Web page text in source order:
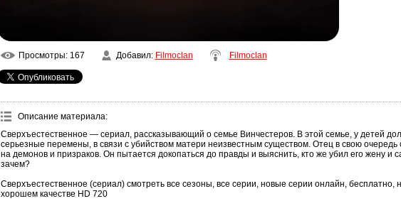
Просмотры: 167 Добавил: Filmoclan Filmoclan
Описание материала:
Сверхъестественное — сериал, рассказывающий о семье Винчестеров. В этой семье, у детей
серьезные перемены, в связи с убийством матери неизвестным существом. Отец в свою очередь
на демонов и призраков. Он пытается докопаться до правды и выяснить, кто же убил его жену и
зачем?
Сверхъестественное (сериал) смотреть все сезоны, все серии, новые серии онлайн, бесплатно,
хорошем качестве HD 720